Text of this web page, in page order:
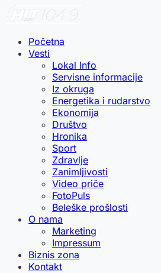
Početna
Vesti
Lokal Info
Servisne informacije
Iz okruga
Energetika i rudarstvo
Ekonomija
Društvo
Hronika
Sport
Zdravlje
Zanimljivosti
Video priče
FotoPuls
Beleške prošlosti
O nama
Marketing
Impressum
Biznis zona
Kontakt